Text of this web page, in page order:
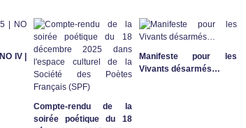
IV |
Compte-rendu de la
soirée poétique du 18
Manifeste pour les
Vivants désarmés…